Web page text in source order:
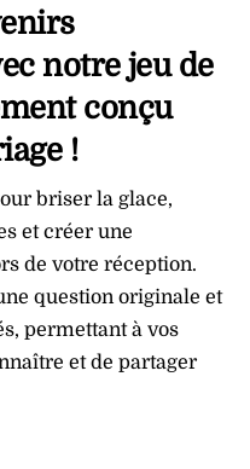
notre jeu de
conçu
!
briser la glace,
et créer une
de votre réception.
question originale et
permettant à vos
et de partager